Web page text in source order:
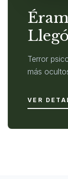
Terror
más
VER